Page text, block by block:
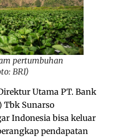
pertumbuhan
BRI)
Utama PT. Bank
Tbk Sunarso
Indonesia bisa keluar
pendapatan